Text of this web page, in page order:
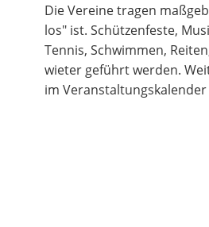
Die Vereine tragen
los" ist. Schützenfeste,
Tennis, Schwimmen,
wieter geführt werden.
im